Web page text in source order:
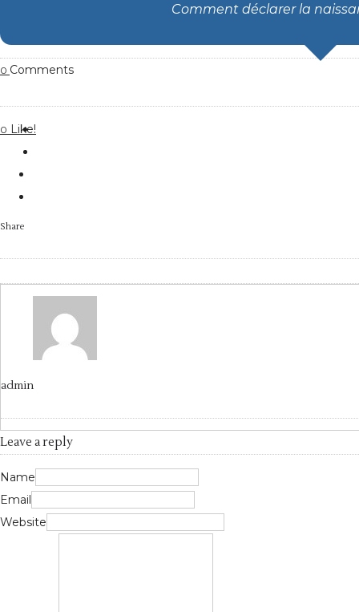
Comment déclarer la
0 Comments
0 Like!
Share
admin
Leave a reply
Name
Email
Website